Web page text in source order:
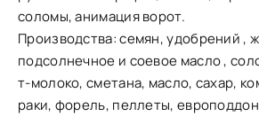
соломы, анимация ворот.
Производства: семян, удобрений ,
подсолнечное и соевое масло ,
т-молоко, сметана, масло, сахар,
раки, форель, пеллеты,